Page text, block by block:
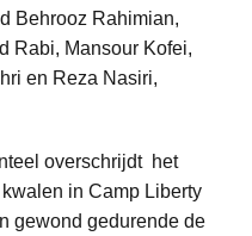
Behrooz Rahimian,
Rabi, Mansour Kofei,
en Reza Nasiri,
overschrijdt het
in Camp Liberty
gewond gedurende de